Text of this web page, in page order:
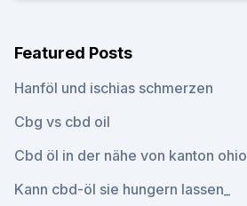
Featured Posts
Hanföl und ischias schmerzen
Cbg vs cbd oil
Cbd öl in der nähe von kanton ohio
Kann cbd-öl sie hungern lassen_